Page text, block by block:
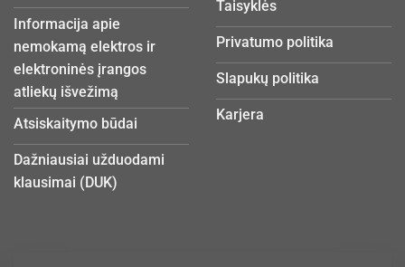
Informacija apie
nemokamą elektros ir
elektroninės įrangos
atliekų išvežimą
Atsiskaitymo būdai
Dažniausiai užduodami
klausimai (DUK)
Taisyklės
Privatumo politika
Slapukų politika
Karjera